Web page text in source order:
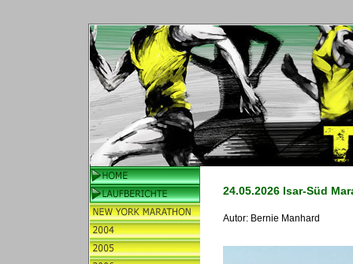
24.05.2026 Isar-Süd
Autor: Bernie Manhard